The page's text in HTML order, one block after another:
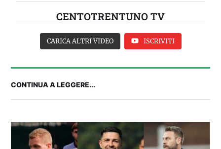
CENTOTRENTUNO TV
CARICA ALTRI VIDEO ISCRIVITI
CONTINUA A LEGGERE...